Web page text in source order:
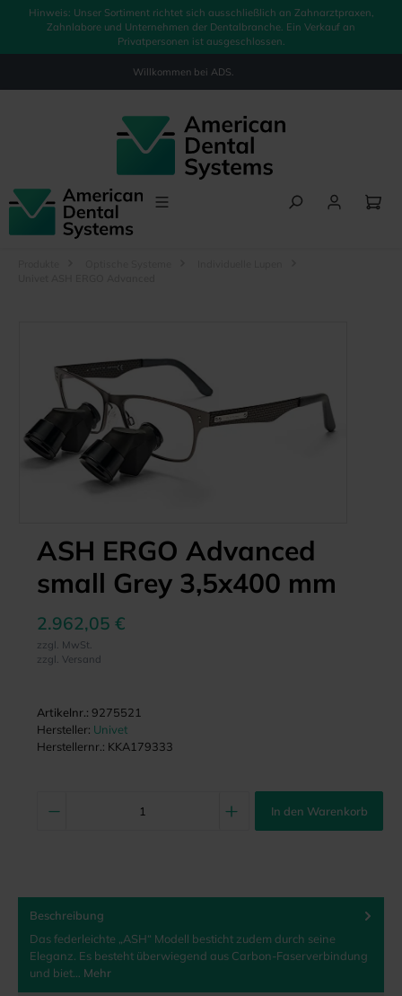
springen
Hinweis: Unser Sortiment richtet sich ausschließlich an Zahnarztpraxen,
Zahnlabore und Unternehmen der Dentalbranche. Ein Verkauf an
Privatpersonen ist ausgeschlossen.
Willkommen bei ADS.
ASH ERGO Advanced
small Grey 3,5x400 mm
2.962,05 €
zzgl. MwSt.
zzgl. Versand
Artikelnr.: 9275521
Hersteller: Univet
Herstellernr.: KKA179333
In den Warenkorb
Beschreibung
Das federleichte „ASH“ Modell besticht zudem durch seine
Eleganz. Es besteht überwiegend aus Carbon-Faserverbindung
und biet… Mehr